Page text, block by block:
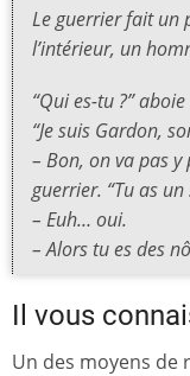
Le guerrier fait un
l’intérieur, un
“Qui es-tu ?”
“Je suis Gardon,
– Bon, on va pas
guerrier. “Tu as
– Euh… oui.
– Alors tu es des
Il vous
Un des moyens de